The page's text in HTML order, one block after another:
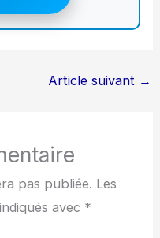
Article suivant →
pas publiée. Les
avec *